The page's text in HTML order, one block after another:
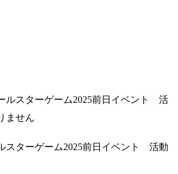
スターゲーム2025前日イベント 活動